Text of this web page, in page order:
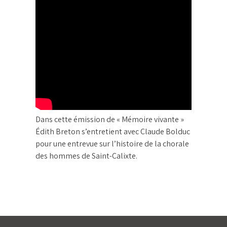
Dans cette émission de « Mémoire vivante »
Édith Breton s’entretient avec Claude Bolduc
pour une entrevue sur l’histoire de la chorale
des hommes de Saint-Calixte.